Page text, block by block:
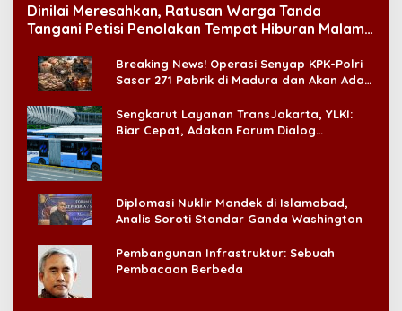
Dinilai Meresahkan, Ratusan Warga Tanda
Tangani Petisi Penolakan Tempat Hiburan Malam
Breaking News! Operasi Senyap KPK-Polri
Sasar 271 Pabrik di Madura dan Akan Ada
Sengkarut Layanan TransJakarta, YLKI:
Biar Cepat, Adakan Forum Dialog
Diplomasi Nuklir Mandek di Islamabad,
Analis Soroti Standar Ganda Washington
Pembangunan Infrastruktur: Sebuah
Pembacaan Berbeda